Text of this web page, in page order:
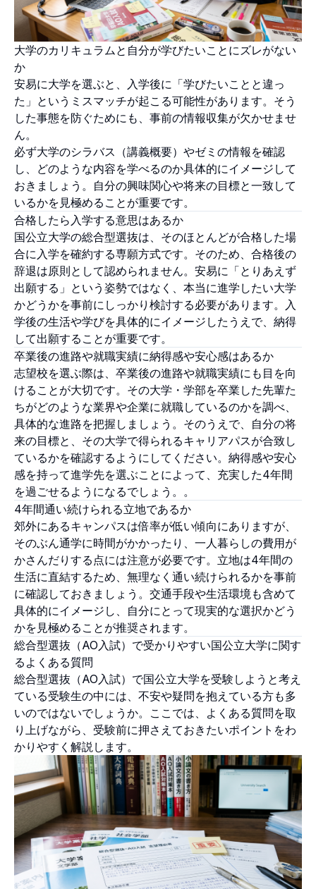
大学のカリキュラムと自分が学びたいことにズレがない
か
安易に大学を選ぶと、入学後に「学びたいことと違っ
た」というミスマッチが起こる可能性があります。そう
した事態を防ぐためにも、事前の情報収集が欠かせませ
ん。
必ず大学のシラバス（講義概要）やゼミの情報を確認
し、どのような内容を学べるのか具体的にイメージして
おきましょう。自分の興味関心や将来の目標と一致して
いるかを見極めることが重要です。
合格したら入学する意思はあるか
国公立大学の総合型選抜は、そのほとんどが合格した場
合に入学を確約する専願方式です。そのため、合格後の
辞退は原則として認められません。安易に「とりあえず
出願する」という姿勢ではなく、本当に進学したい大学
かどうかを事前にしっかり検討する必要があります。入
学後の生活や学びを具体的にイメージしたうえで、納得
して出願することが重要です。
卒業後の進路や就職実績に納得感や安心感はあるか
志望校を選ぶ際は、卒業後の進路や就職実績にも目を向
けることが大切です。その大学・学部を卒業した先輩た
ちがどのような業界や企業に就職しているのかを調べ、
具体的な進路を把握しましょう。そのうえで、自分の将
来の目標と、その大学で得られるキャリアパスが合致し
ているかを確認するようにしてください。納得感や安心
感を持って進学先を選ぶことによって、充実した4年間
を過ごせるようになるでしょう。。
4年間通い続けられる立地であるか
郊外にあるキャンパスは倍率が低い傾向にありますが、
そのぶん通学に時間がかかったり、一人暮らしの費用が
かさんだりする点には注意が必要です。立地は4年間の
生活に直結するため、無理なく通い続けられるかを事前
に確認しておきましょう。交通手段や生活環境も含めて
具体的にイメージし、自分にとって現実的な選択かどう
かを見極めることが推奨されます。
総合型選抜（AO入試）で受かりやすい国公立大学に関す
るよくある質問
総合型選抜（AO入試）で国公立大学を受験しようと考え
ている受験生の中には、不安や疑問を抱えている方も多
いのではないでしょうか。ここでは、よくある質問を取
り上げながら、受験前に押さえておきたいポイントをわ
かりやすく解説します。